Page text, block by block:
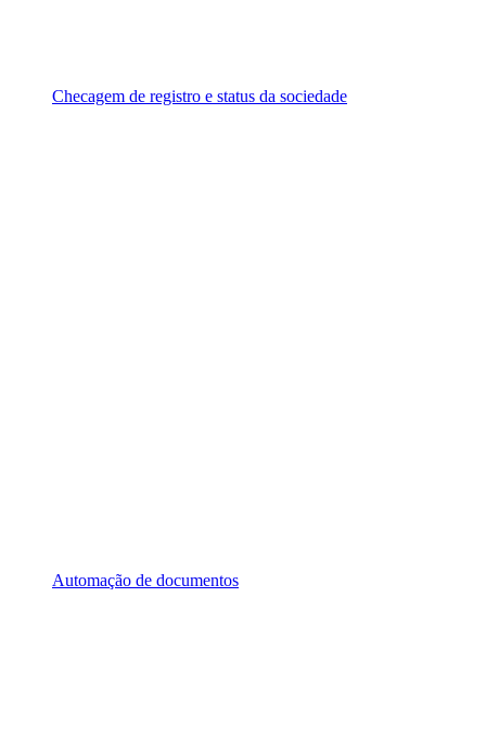
Checagem de registro e status da sociedade
Automação de documentos